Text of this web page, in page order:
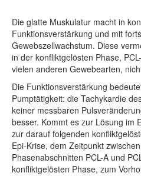
Die glatte Muskulatur macht in
Funktionsverstärkung und mit
Gewebszellwachstum. Diese
in der konfliktgelösten Phase,
vielen anderen Gewebearten,
Die Funktionsverstärkung
Pumptätigkeit: die Tachykardie
keiner messbaren
besser. Kommt es zur Lösung im
zur darauf folgenden
Epi-Krise, dem Zeitpunkt
Phasenabschnitten PCL-A und
konfliktgelösten Phase, zum